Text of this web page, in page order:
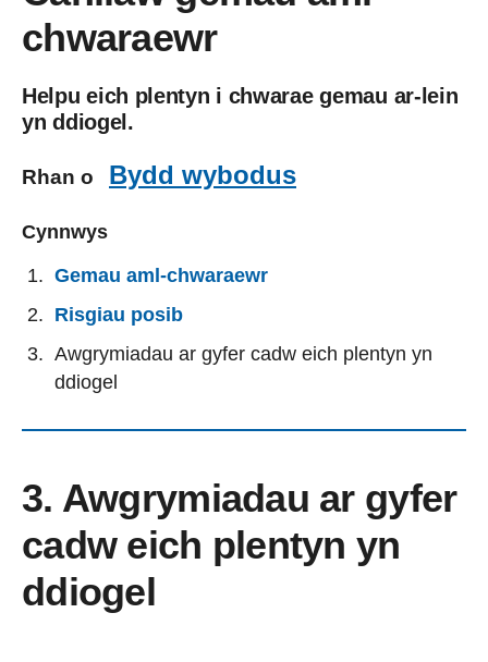
chwaraewr
Helpu eich plentyn i chwarae gemau ar-lein
yn ddiogel.
Rhan o Bydd wybodus
Cynnwys
Gemau aml-chwaraewr
Risgiau posib
Awgrymiadau ar gyfer cadw eich plentyn yn
ddiogel
3. Awgrymiadau ar gyfer
cadw eich plentyn yn
ddiogel